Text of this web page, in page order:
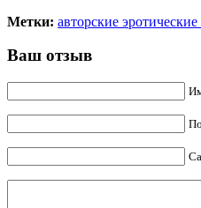
Метки: авторские эротические
Ваш отзыв